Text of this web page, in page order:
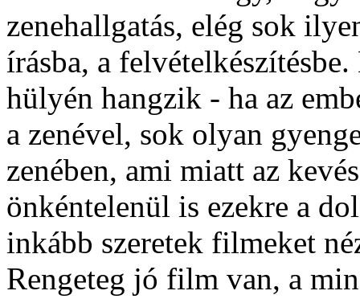
zenehallgatás, elég sok
írásba, a
hülyén hangzik - ha az
a zenével, sok olyan
zenében, ami miatt az
önkéntelenül is ezekre a
inkább szeretek filmeket
Rengeteg jó film van, a